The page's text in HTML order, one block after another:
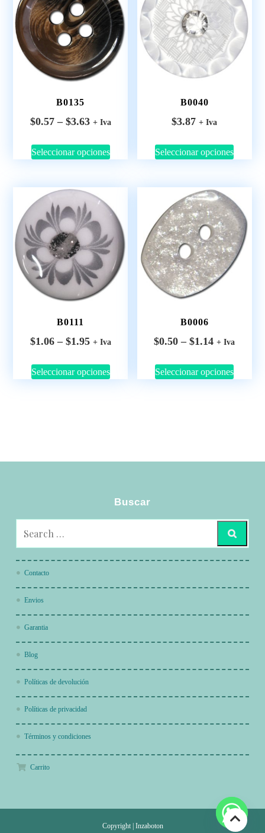
B0135
$0.57 – $3.63 + Iva
Seleccionar opciones
B0040
$3.87 + Iva
Seleccionar opciones
B0111
$1.06 – $1.95 + Iva
Seleccionar opciones
B0006
$0.50 – $1.14 + Iva
Seleccionar opciones
Buscar
Contacto
Envios
Garantia
Blog
Políticas de devolución
Políticas de privacidad
Términos y condiciones
Carrito
Copyright Inzaboton